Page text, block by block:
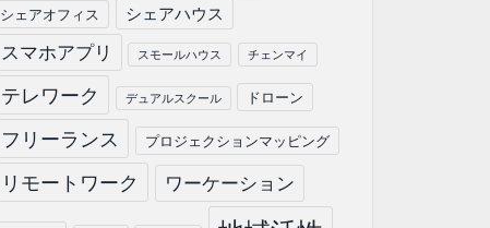
シェアオフィス シェアハウス
スマホアプリ スモールハウス チェンマイ
テレワーク デュアルスクール ドローン
フリーランス プロジェクションマッピング
リモートワーク ワーケーション